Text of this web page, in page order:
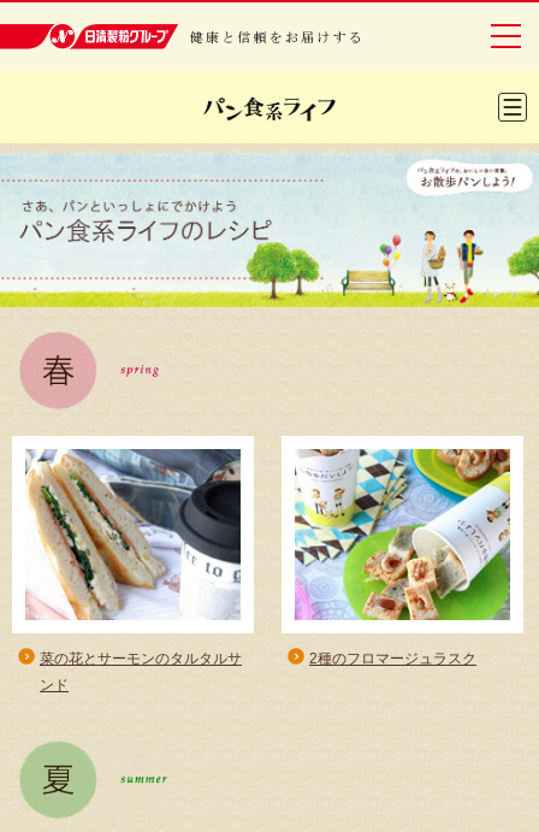
ニュースリリース
商品情報
採用情報
お問い合わせ
グループについて
事業紹介
研究開発
安全・安心
IR情報
サステナビリティ
レシピ・エンタメ
菜の花とサーモンのタルタルサ
ンド
2種のフロマージュラスク